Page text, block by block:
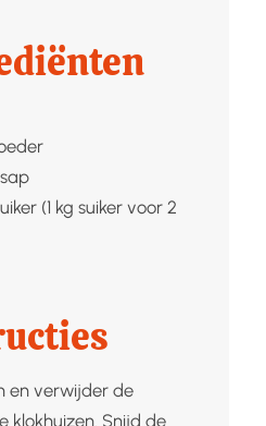
(1 kg suiker voor 2
en verwijder de
klokhuizen. Snijd de